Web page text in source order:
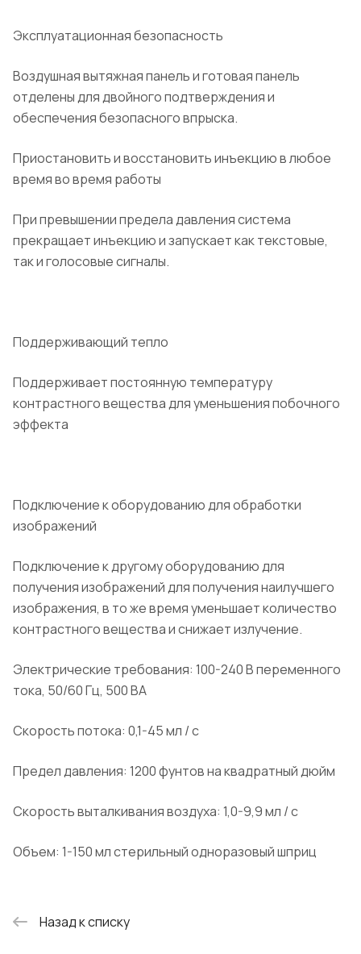
Эксплуатационная безопасность
Воздушная вытяжная панель и готовая панель
отделены для двойного подтверждения и
обеспечения безопасного впрыска.
Приостановить и восстановить инъекцию в любое
время во время работы
При превышении предела давления система
прекращает инъекцию и запускает как текстовые,
так и голосовые сигналы.
Поддерживающий тепло
Поддерживает постоянную температуру
контрастного вещества для уменьшения побочного
эффекта
Подключение к оборудованию для обработки
изображений
Подключение к другому оборудованию для
получения изображений для получения наилучшего
изображения, в то же время уменьшает количество
контрастного вещества и снижает излучение.
Электрические требования: 100-240 В переменного
тока, 50/60 Гц, 500 ВА
Скорость потока: 0,1-45 мл / с
Предел давления: 1200 фунтов на квадратный дюйм
Скорость выталкивания воздуха: 1,0-9,9 мл / с
Объем: 1-150 мл стерильный одноразовый шприц
Назад к списку